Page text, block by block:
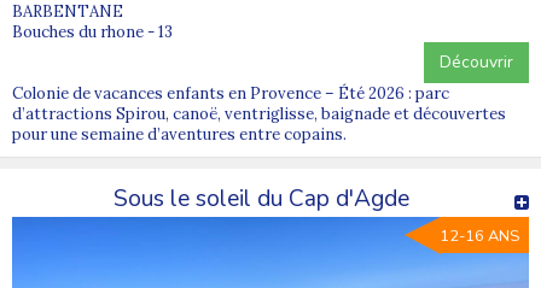
BARBENTANE
Bouches du rhone - 13
Découvrir
Colonie de vacances enfants en Provence – Été 2026 : parc
d’attractions Spirou, canoë, ventriglisse, baignade et découvertes
pour une semaine d’aventures entre copains.
Sous le soleil du Cap d'Agde
12-16 ANS